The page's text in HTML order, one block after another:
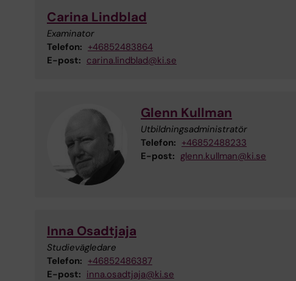
Carina Lindblad
Examinator
Telefon: +46852483864
E-post: carina.lindblad@ki.se
Glenn Kullman
Utbildningsadministratör
Telefon: +46852488233
E-post: glenn.kullman@ki.se
Inna Osadtjaja
Studievägledare
Telefon: +46852486387
E-post: inna.osadtjaja@ki.se